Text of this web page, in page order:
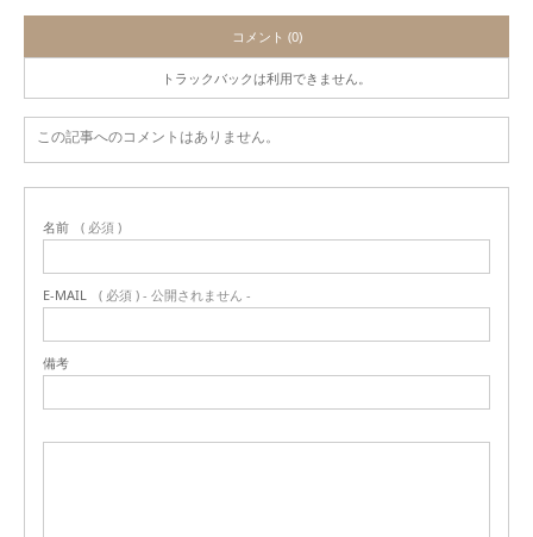
コメント (0)
トラックバックは利用できません。
この記事へのコメントはありません。
名前 ( 必須 )
E-MAIL ( 必須 ) - 公開されません -
備考